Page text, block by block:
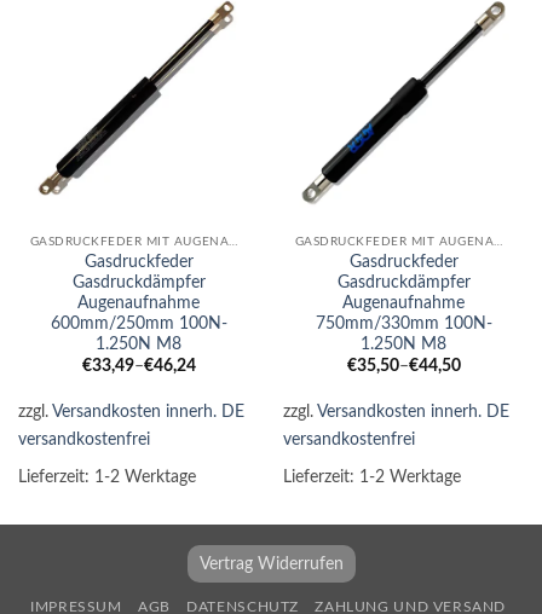
GASDRUCKFEDER MIT AUGENAUFNAHME
Gasdruckfeder
Gasdruckdämpfer
Augenaufnahme
600mm/250mm 100N-
1.250N M8
€33,49–€46,24
zzgl. Versandkosten innerh. DE
versandkostenfrei
Lieferzeit: 1-2 Werktage
GASDRUCKFEDER MIT AUGENAUFNAHME
Gasdruckfeder
Gasdruckdämpfer
Augenaufnahme
750mm/330mm 100N-
1.250N M8
€35,50–€44,50
zzgl. Versandkosten innerh. DE
versandkostenfrei
Lieferzeit: 1-2 Werktage
Vertrag Widerrufen
IMPRESSUM AGB DATENSCHUTZ ZAHLUNG UND VERSAND